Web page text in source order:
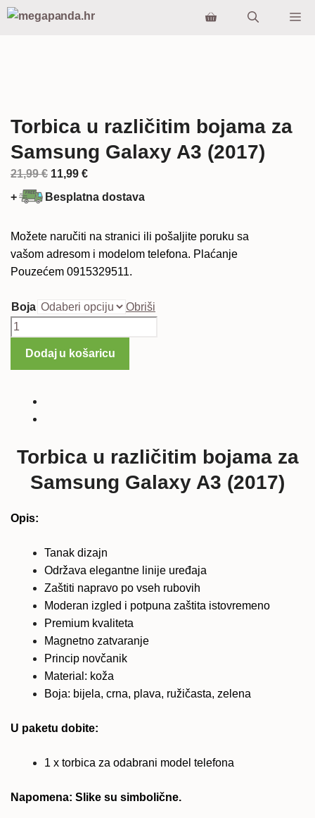
Preskoči
Torbica u različitim bojama za
Samsung Galaxy A3 (2017)
21,99€ Izvorna
cijena
21,99 €.
11,99 €Trenutna
cijena
+ Besplatna dostava
Možete naručiti na stranici ili pošaljite poruku sa
vašom adresom i modelom telefona. Plaćanje
Pouzećem 0915329511.
Boja
Obriši
Torbica
različitim
A3
(2017)
količina
Dodaj u košaricu
Torbica u različitim bojama za
Samsung Galaxy A3 (2017)
Opis:
Tanak dizajn
Održava elegantne linije uređaja
Zaštiti napravo po vseh rubovih
Moderan izgled i potpuna zaštita istovremeno
Premium kvaliteta
Magnetno zatvaranje
Princip novčanik
Material: koža
Boja: bijela, crna, plava, ružičasta, zelena
U paketu dobite:
1 x torbica za odabrani model telefona
Napomena: Slike su simbolične.